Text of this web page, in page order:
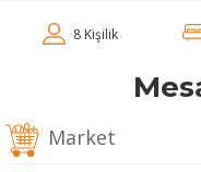
8 Kişilik
Market